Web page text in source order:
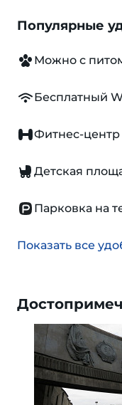
Популярные
Можно с
Бесплатный
Фитнес-центр
Детская
Парковка на
Показать все